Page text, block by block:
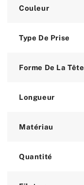
Couleur
Type De Prise
Forme De La Tête
Longueur
Matériau
Quantité